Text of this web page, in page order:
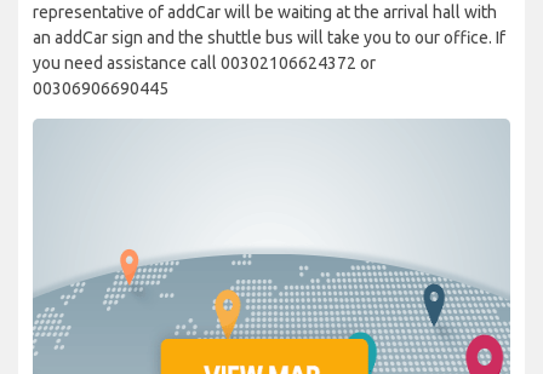
representative of addCar will be waiting at the arrival hall with
an addCar sign and the shuttle bus will take you to our office. If
you need assistance call 00302106624372 or
00306906690445